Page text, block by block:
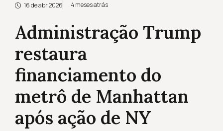
16 de abr 2026 4 meses atrás
Administração Trump
restaura
financiamento do
metrô de Manhattan
após ação de NY